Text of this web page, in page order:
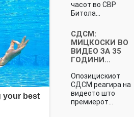
часот во СВР
Битола…
СДСМ:
МИЦКОСКИ ВО
ВИДЕО ЗА 35
ГОДИНИ…
Опозицискиот
СДСМ реагира на
видеото што
премиерот…